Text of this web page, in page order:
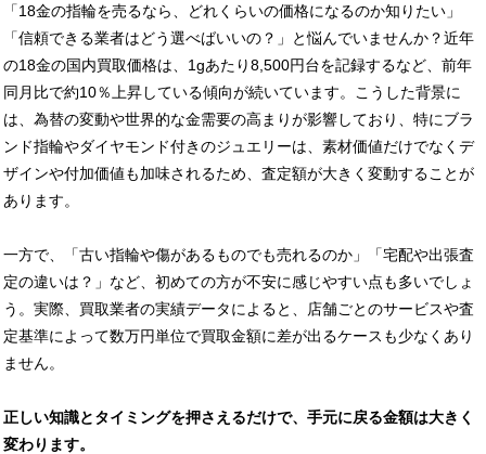
「18金の指輪を売るなら、どれくらいの価格になるのか知りたい」
「信頼できる業者はどう選べばいいの？」と悩んでいませんか？近年
の18金の国内買取価格は、1gあたり8,500円台を記録するなど、前年
同月比で約10％上昇している傾向が続いています。こうした背景に
は、為替の変動や世界的な金需要の高まりが影響しており、特にブラ
ンド指輪やダイヤモンド付きのジュエリーは、素材価値だけでなくデ
ザインや付加価値も加味されるため、査定額が大きく変動することが
あります。
一方で、「古い指輪や傷があるものでも売れるのか」「宅配や出張査
定の違いは？」など、初めての方が不安に感じやすい点も多いでしょ
う。実際、買取業者の実績データによると、店舗ごとのサービスや査
定基準によって数万円単位で買取金額に差が出るケースも少なくあり
ません。
正しい知識とタイミングを押さえるだけで、手元に戻る金額は大きく
変わります。